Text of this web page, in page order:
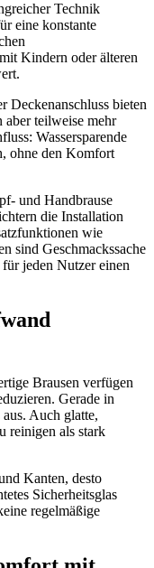
Technik
eine konstante
Kindern oder älteren
Deckenanschluss bieten
aber teilweise mehr
Wassersparende
ohne den Komfort
und Handbrause
die Installation
wie
sind Geschmackssache
jeden Nutzer einen
Brausen verfügen
Gerade in
Auch glatte,
reinigen als stark
Kanten, desto
Sicherheitsglas
regelmäßige